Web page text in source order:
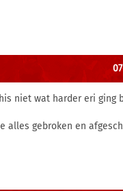
niet wat harder eri ging
alles gebroken en